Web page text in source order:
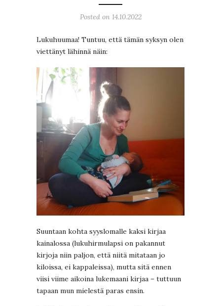
Posted on 14.10.2022
Lukuhuumaa! Tuntuu, että tämän syksyn olen
viettänyt lähinnä näin:
Suuntaan kohta syyslomalle kaksi kirjaa
kainalossa (lukuhirmulapsi on pakannut
kirjoja niin paljon, että niitä mitataan jo
kiloissa, ei kappaleissa), mutta sitä ennen
viisi viime aikoina lukemaani kirjaa – tuttuun
tapaan mun mielestä paras ensin.